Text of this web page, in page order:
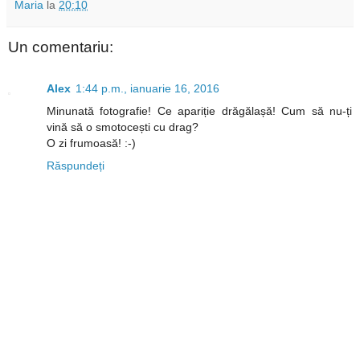
Maria la 20:10
Un comentariu:
Alex 1:44 p.m., ianuarie 16, 2016
Minunată fotografie! Ce apariție drăgălașă! Cum să nu-ți
vină să o smotocești cu drag?
O zi frumoasă! :-)
Răspundeți